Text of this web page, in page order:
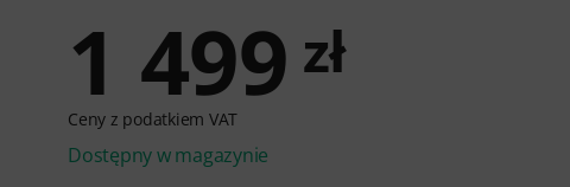
1 499 zł
Ceny z podatkiem VAT
Dostępny w magazynie